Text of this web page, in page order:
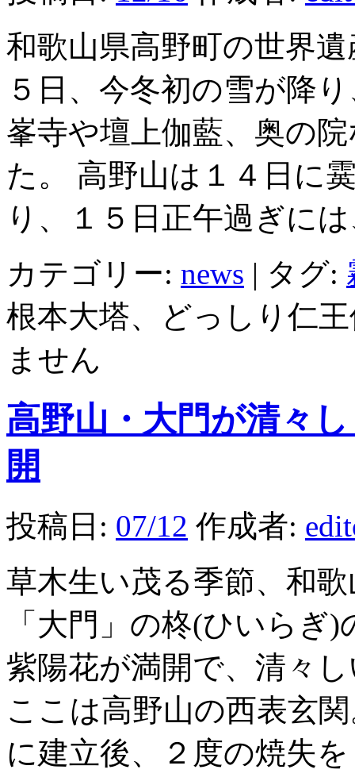
和歌山県高野町の世界
５日、今冬初の雪が降
峯寺や壇上伽藍、奥の
た。 高野山は１４日に
り、１５日正午過ぎに
カテゴリー: news | タグ:
根本大塔、どっしり仁
ません
高野山・大門が清々
開
投稿日: 07/12 作成者:
草木生い茂る季節、和
「大門」の柊(ひいらぎ
紫陽花が満開で、清々
ここは高野山の西表玄
に建立後、２度の焼失